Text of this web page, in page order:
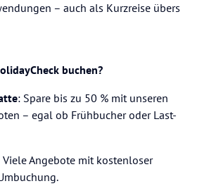
– auch als Kurzreise übers
buchen?
: Spare bis zu 50 % mit unseren
– egal ob Frühbucher oder Last-
Viele Angebote mit kostenloser